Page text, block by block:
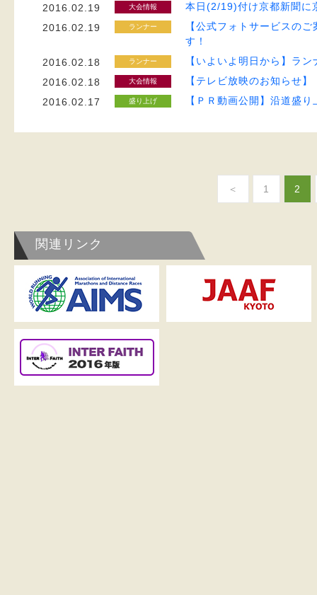
2016.02.19
大会情報
本日(2/19)付け京都新聞に
2016.02.19
ランナー
【公式フォトサービスの
す！
2016.02.18
ランナー
【いよいよ明日から】ラ
2016.02.18
大会情報
【テレビ放映のお知らせ】
2016.02.17
盛り上げ 【ＰＲ動画公開】沿道盛
＜ 1 2
関連リンク